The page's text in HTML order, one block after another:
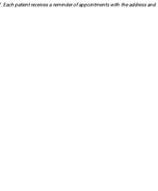
patient receives a reminder of appointments with the address and